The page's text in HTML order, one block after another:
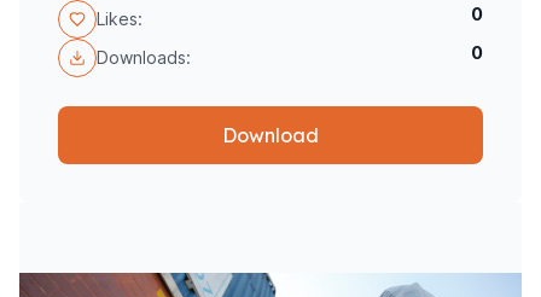
Likes: 0
Downloads: 0
Download